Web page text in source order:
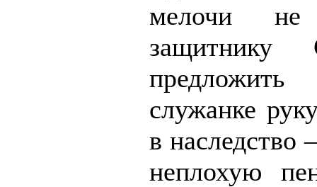
мелочи не
защитнику
служанке
в наследство
неплохую